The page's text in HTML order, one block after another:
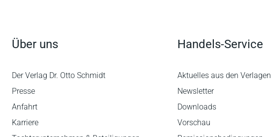
Über uns
Der Verlag Dr. Otto Schmidt
Presse
Anfahrt
Karriere
Handels-Service
Aktuelles aus den Verlagen
Newsletter
Downloads
Vorschau